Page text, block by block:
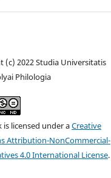
(c) 2022 Studia Universitatis
Philologia
is licensed under aCreative
Attribution-NonCommercial-
4.0 International License.